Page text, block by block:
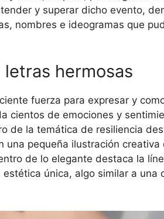
y superar dicho evento,
nombres e ideogramas que
hermosas
fuerza para expresar y
cientos de emociones y
de la temática de resiliencia
pequeña ilustración creativa
de lo elegante destaca la
única, algo similar a una